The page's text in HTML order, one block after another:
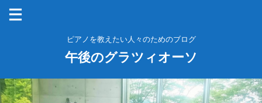
ピアノを教えたい人々のためのブログ
午後のグラツィオーソ